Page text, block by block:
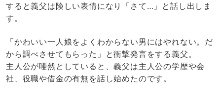
すると義父は険しい表情になり「さて…」と話し出しま
す。
「かわいい一人娘をよくわからない男にはやれない。だ
から調べさせてもらった」と衝撃発言をする義父。
主人公が唖然としていると、義父は主人公の学歴や会
社、役職や借金の有無を話し始めたのです。